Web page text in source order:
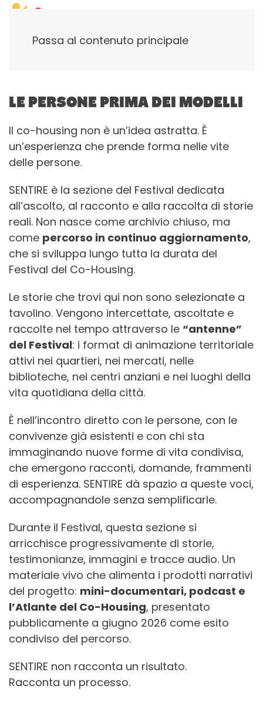
Passa al contenuto principale
LE PERSONE PRIMA DEI MODELLI
Il co-housing non è un’idea astratta. È
un’esperienza che prende forma nelle vite
delle persone.
SENTIRE è la sezione del Festival dedicata
all’ascolto, al racconto e alla raccolta di storie
reali. Non nasce come archivio chiuso, ma
come percorso in continuo aggiornamento,
che si sviluppa lungo tutta la durata del
Festival del Co-Housing.
Le storie che trovi qui non sono selezionate a
tavolino. Vengono intercettate, ascoltate e
raccolte nel tempo attraverso le “antenne”
del Festival: i format di animazione territoriale
attivi nei quartieri, nei mercati, nelle
biblioteche, nei centri anziani e nei luoghi della
vita quotidiana della città.
È nell’incontro diretto con le persone, con le
convivenze già esistenti e con chi sta
immaginando nuove forme di vita condivisa,
che emergono racconti, domande, frammenti
di esperienza. SENTIRE dà spazio a queste voci,
accompagnandole senza semplificarle.
Durante il Festival, questa sezione si
arricchisce progressivamente di storie,
testimonianze, immagini e tracce audio. Un
materiale vivo che alimenta i prodotti narrativi
del progetto: mini-documentari, podcast e
l’Atlante del Co-Housing, presentato
pubblicamente a giugno 2026 come esito
condiviso del percorso.
SENTIRE non racconta un risultato.
Racconta un processo.